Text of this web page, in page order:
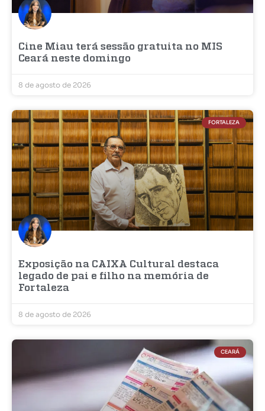
Cine Miau terá sessão gratuita no MIS
Ceará neste domingo
8 de agosto de 2026
FORTALEZA
Exposição na CAIXA Cultural destaca
legado de pai e filho na memória de
Fortaleza
8 de agosto de 2026
CEARÁ